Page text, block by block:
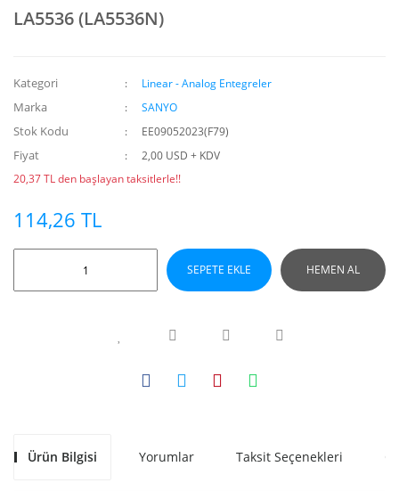
LA5536 (LA5536N)
Kategori Linear - Analog Entegreler
Marka SANYO
Stok Kodu EE09052023(F79)
Fiyat
2,00 USD + KDV
20,37 TL den başlayan taksitlerle!!
114,26 TL
SEPETE EKLE HEMEN AL
Ürün Bilgisi Yorumlar Taksit Seçenekleri